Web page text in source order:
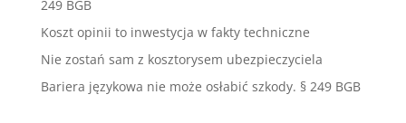
249 BGB
Koszt opinii to inwestycja w fakty techniczne
Nie zostań sam z kosztorysem ubezpieczyciela
Bariera językowa nie może osłabić szkody. § 249 BGB